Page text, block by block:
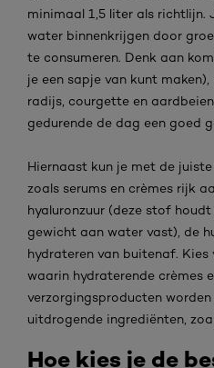
minimaal 1,5 liter als richtlijn.
water binnenkrijgen door
te consumeren. Denk aan
je een sapje van kunt
radijs, courgette en
gedurende de dag een goed
Hiernaast kun je met de
zoals serums en crèmes rijk
hyaluronzuur (deze stof
gewicht aan water vast), de
hydrateren van buitenaf.
waarin hydraterende crèmes
verzorgingsproducten
uitdrogende ingrediënten,
Hoe kies je de